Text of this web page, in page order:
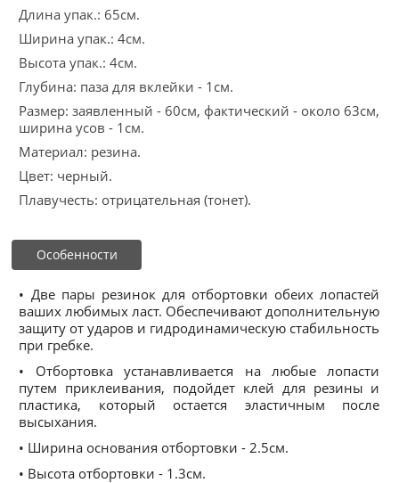
Длина упак.: 65см.
Ширина упак.: 4см.
Высота упак.: 4см.
Глубина: паза для вклейки - 1см.
Размер: заявленный - 60см, фактический - около 63см,
ширина усов - 1см.
Материал: резина.
Цвет: черный.
Плавучесть: отрицательная (тонет).
Особенности
• Две пары резинок для отбортовки обеих лопастей
ваших любимых ласт. Обеспечивают дополнительную
защиту от ударов и гидродинамическую стабильность
при гребке.
• Отбортовка устанавливается на любые лопасти
путем приклеивания, подойдет клей для резины и
пластика, который остается эластичным после
высыхания.
• Ширина основания отбортовки - 2.5см.
• Высота отбортовки - 1.3см.